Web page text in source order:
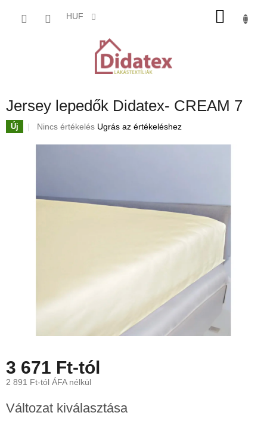
HUF
Jersey lepedők Didatex- CREAM 7
Új
A
0,0
Nincs értékelés Ugrás az értékeléshez
3 671 Ft-tól
2 891 Ft-tól ÁFA nélkül
Változat kiválasztása